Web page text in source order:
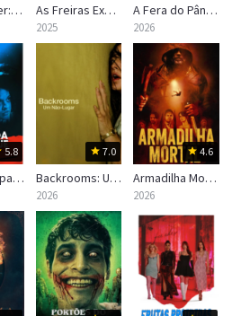
Psycho Killer: Em Busca do Assassino As Freiras Exorcistas
2025
A Fera do Pântano
2026
5.8
Barba Ensopada de Sangue
7.0
Backrooms: Um Não-Lugar
2026
4.6
Armadilha Mortal
2026